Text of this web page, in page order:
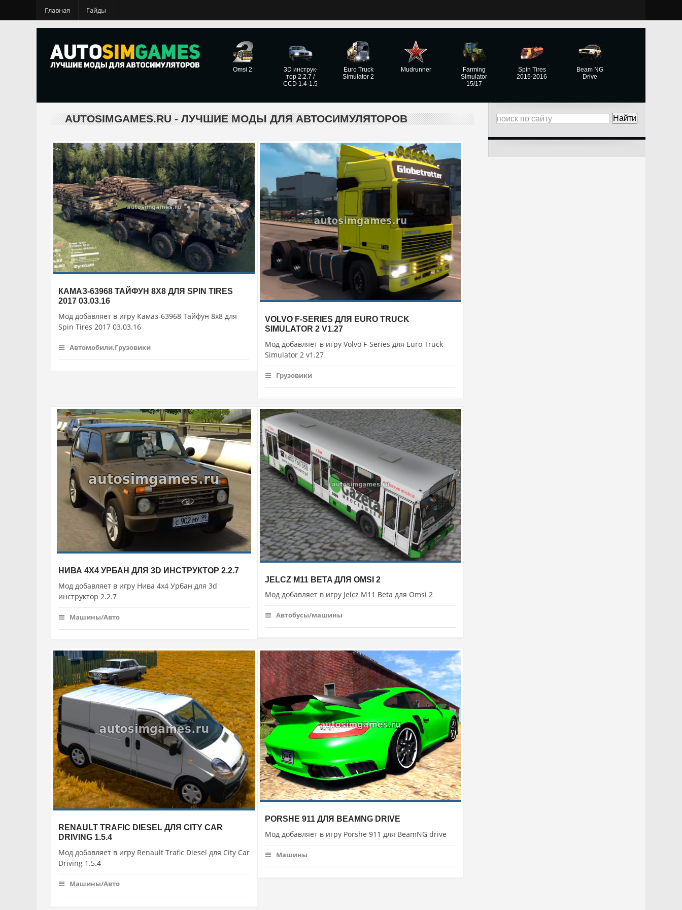
Главная Гайды
Omsi 2
3D инструк­
тор 2.2.7 /
CCD 1.4-1.5
Euro Truck
Simulator 2
Mudrunner
Farming
Simulator
15/17
Spin Tires
2015-2016
Beam NG
Drive
AUTOSIMGAMES.RU - ЛУЧШИЕ МОДЫ ДЛЯ АВТОСИМУЛЯТОРОВ
КАМАЗ-63968 ТАЙФУН 8X8 ДЛЯ SPIN TIRES
2017 03.03.16
Мод добавляет в игру Камаз-63968 Тайфун 8x8 для
Spin Tires 2017 03.03.16
Автомобили,Грузовики
VOLVO F-SERIES ДЛЯ EURO TRUCK
SIMULATOR 2 V1.27
Мод добавляет в игру Volvo F-Series для Euro Truck
Simulator 2 v1.27
Грузовики
НИВА 4X4 УРБАН ДЛЯ 3D ИНСТРУКТОР 2.2.7
Мод добавляет в игру Нива 4x4 Урбан для 3d
инструктор 2.2.7
Машины/Авто
JELCZ M11 BETA ДЛЯ OMSI 2
Мод добавляет в игру Jelcz M11 Beta для Omsi 2
Автобусы/машины
RENAULT TRAFIC DIESEL ДЛЯ CITY CAR
DRIVING 1.5.4
Мод добавляет в игру Renault Trafic Diesel для City Car
Driving 1.5.4
Машины/Авто
PORSHE 911 ДЛЯ BEAMNG DRIVE
Мод добавляет в игру Porshe 911 для BeamNG drive
Машины